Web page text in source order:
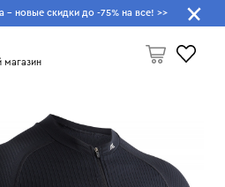
- новые скидки до -75% на все! >>
магазин